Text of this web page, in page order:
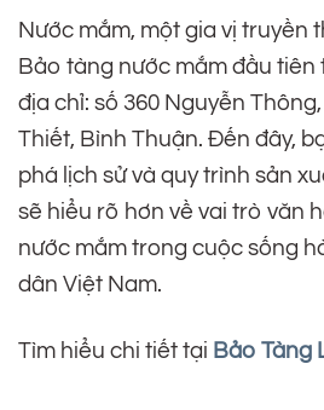
Nước mắm, một gia vị truyền
Bảo tàng nước mắm đầu tiên
địa chỉ: số 360 Nguyễn
Thiết, Bình Thuận. Đến đây,
phá lịch sử và quy trình sản
sẽ hiểu rõ hơn về vai trò văn
nước mắm trong cuộc sống
dân Việt Nam.
Tìm hiểu chi tiết tại Bảo Tàng